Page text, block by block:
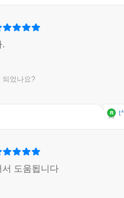
.
되었나요?
도움됩니다